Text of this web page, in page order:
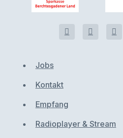
Jobs
Kontakt
Empfang
Radioplayer & Stream